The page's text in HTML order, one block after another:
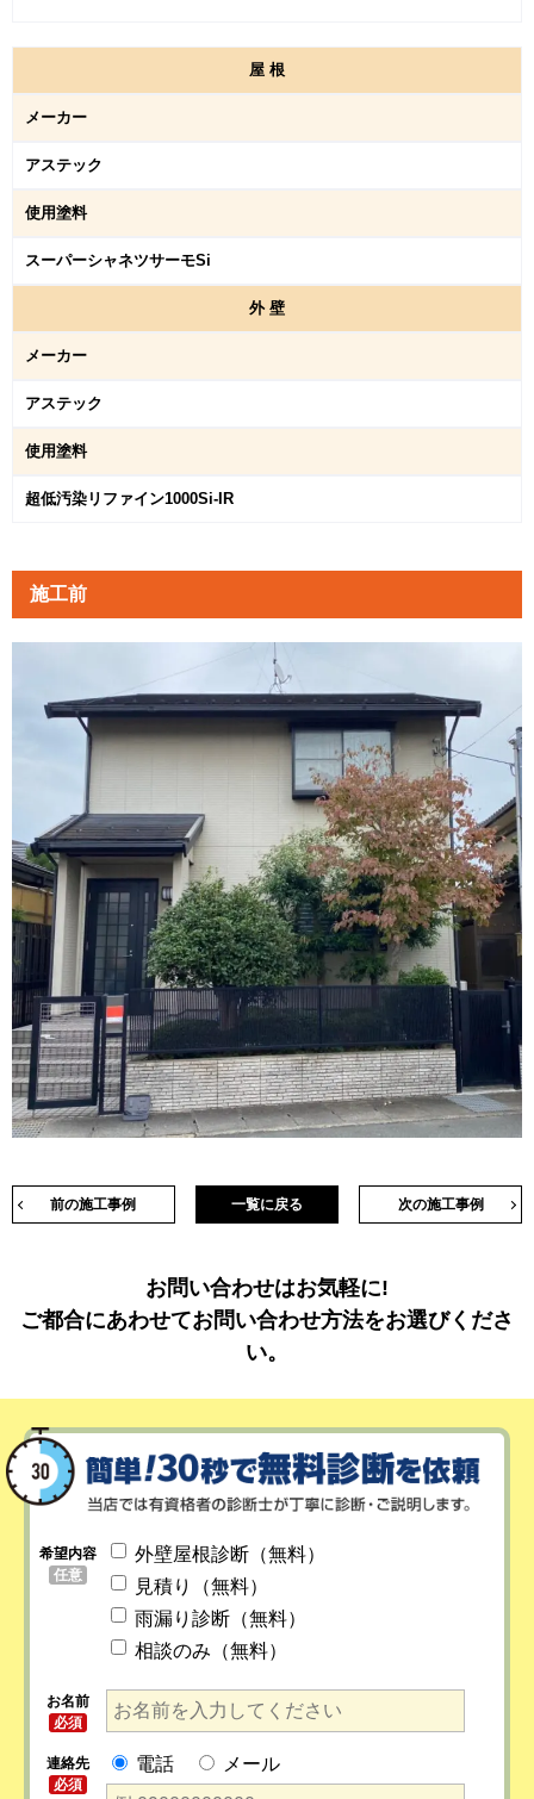
屋 根
メーカー
アステック
使用塗料
スーパーシャネツサーモSi
外 壁
メーカー
アステック
使用塗料
超低汚染リファイン1000Si-IR
施工前
前の施工事例 次の施工事例
一覧に戻る
お問い合わせはお気軽に!
ご都合にあわせてお問い合わせ方法をお選びくださ
い。
希望内容
任意
外壁屋根診断（無料）
見積り（無料）
雨漏り診断（無料）
相談のみ（無料）
お名前
必須
連絡先
必須
電話 メール